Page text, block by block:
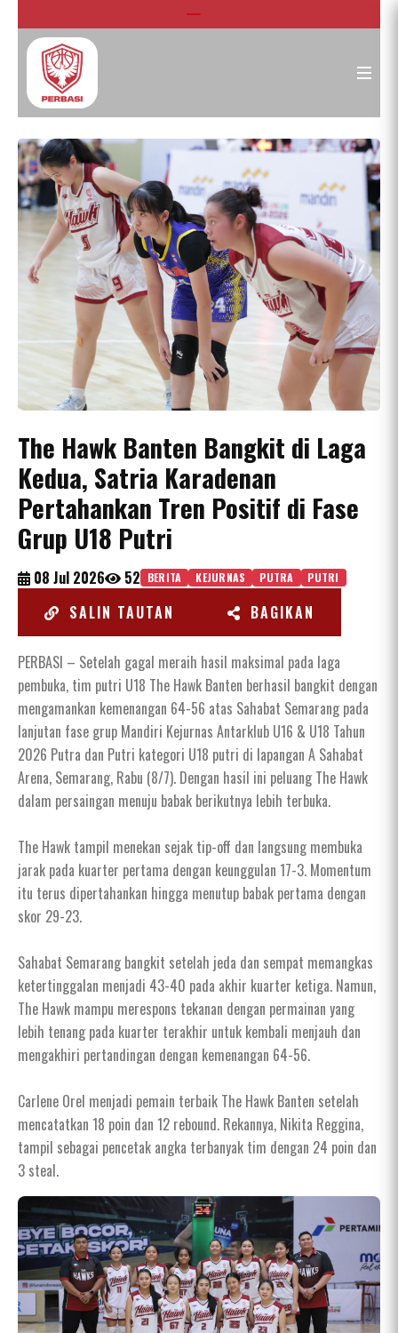
The Hawk Banten Bangkit di Laga
Kedua, Satria Karadenan
Pertahankan Tren Positif di Fase
Grup U18 Putri
08 Jul 2026 52 BERITA KEJURNAS PUTRA PUTRI
SALIN TAUTAN BAGIKAN
PERBASI – Setelah gagal meraih hasil maksimal pada laga
pembuka, tim putri U18 The Hawk Banten berhasil bangkit dengan
mengamankan kemenangan 64-56 atas Sahabat Semarang pada
lanjutan fase grup Mandiri Kejurnas Antarklub U16 & U18 Tahun
2026 Putra dan Putri kategori U18 putri di lapangan A Sahabat
Arena, Semarang, Rabu (8/7). Dengan hasil ini peluang The Hawk
dalam persaingan menuju babak berikutnya lebih terbuka.
The Hawk tampil menekan sejak tip-off dan langsung membuka
jarak pada kuarter pertama dengan keunggulan 17-3. Momentum
itu terus dipertahankan hingga menutup babak pertama dengan
skor 29-23.
Sahabat Semarang bangkit setelah jeda dan sempat memangkas
ketertinggalan menjadi 43-40 pada akhir kuarter ketiga. Namun,
The Hawk mampu merespons tekanan dengan permainan yang
lebih tenang pada kuarter terakhir untuk kembali menjauh dan
mengakhiri pertandingan dengan kemenangan 64-56.
Carlene Orel menjadi pemain terbaik The Hawk Banten setelah
mencatatkan 18 poin dan 12 rebound. Rekannya, Nikita Reggina,
tampil sebagai pencetak angka terbanyak tim dengan 24 poin dan
3 steal.